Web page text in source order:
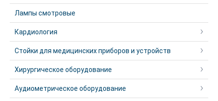
Лампы смотровые
Кардиология
Стойки для медицинских приборов и устройств
Хирургическое оборудование
Аудиометрическое оборудование